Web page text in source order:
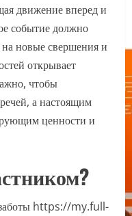
движение вперед и
событие должно
новые свершения и
открывает
чтобы
а настоящим
ценности и
https://my.full-